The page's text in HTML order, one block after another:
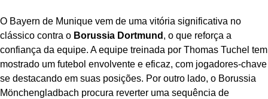
O Bayern de Munique vem de uma vitória significativa no
clássico contra o Borussia Dortmund , o que reforça a
confiança da equipe. A equipe treinada por Thomas Tuchel tem
mostrado um futebol envolvente e eficaz, com jogadores-chave
se destacando em suas posições. Por outro lado, o Borussia
Mönchengladbach procura reverter uma sequência de